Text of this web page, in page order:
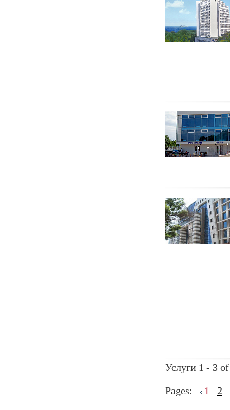
Услуги 1 - 3
Pages: 1 2